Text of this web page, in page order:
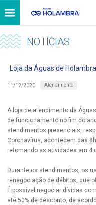
NOTÍCIAS
Loja da Águas de
11/12/2020 Atendimento
A loja de atendimento da
de funcionamento no fim do
atendimentos presenciais,
Coronavírus, acontecem das
retomando as atividades em 4
Durante os atendimentos, os
renegociação de débitos, que
É possível negociar dívidas
até 50% de desconto, de